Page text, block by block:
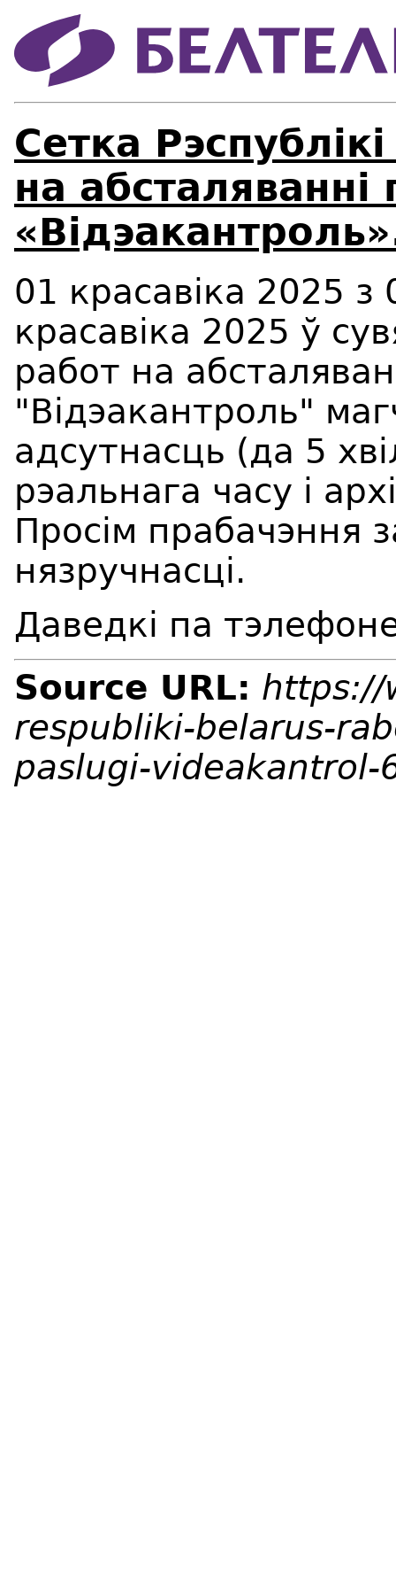
Сетка
на абсталяваннi
01 красавiка 2025 з
красавiка 2025 ў
работ на
"Відэакантроль"
адсутнасць (да 5
рэальнага часу і
Просім прабачэння
нязручнасці.
Даведкі па
Source URL: https://
respubliki-belarus-
paslugi-videakantrol-